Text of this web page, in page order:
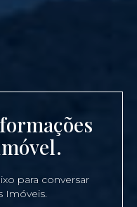
para conversar
Imóveis.